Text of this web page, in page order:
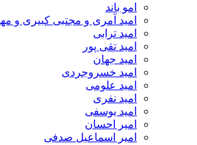
امو باند
امید آمری و مجتبی کبیری و مهدى مقدم
امید ترابی
امید تقی پور
امید جهان
امید خسروجردی
امید علومی
امید نفری
امید یوسفی
امیر احسان
امیر اسماعیل صدفی